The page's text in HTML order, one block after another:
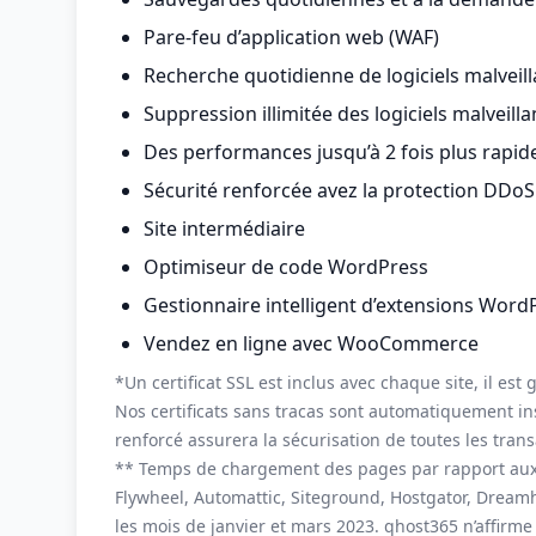
Pare-feu d’application web (WAF)
Recherche quotidienne de logiciels
Suppression illimitée des logiciels
Des performances jusqu’à 2 fois plus
Sécurité renforcée avez la protection DDoS
Site intermédiaire
Optimiseur de code WordPress
Gestionnaire intelligent d’extensions
Vendez en ligne avec WooCommerce
*Un certificat SSL est inclus avec chaque site, il
Nos certificats sans tracas sont automatiquement
renforcé assurera la sécurisation de toutes les
** Temps de chargement des pages par rapport
Flywheel, Automattic, Siteground, Hostgator,
les mois de janvier et mars 2023. qhost365